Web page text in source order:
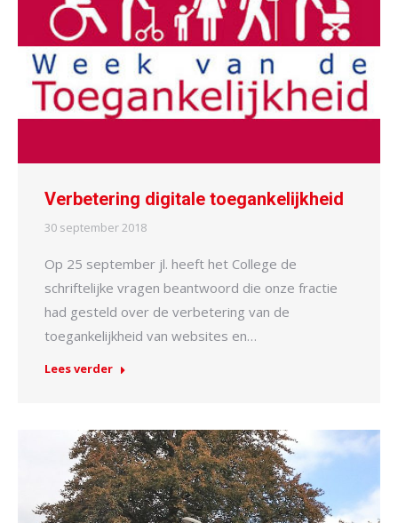
Verbetering digitale toegankelijkheid
30 september 2018
Op 25 september jl. heeft het College de
schriftelijke vragen beantwoord die onze fractie
had gesteld over de verbetering van de
toegankelijkheid van websites en…
Lees verder